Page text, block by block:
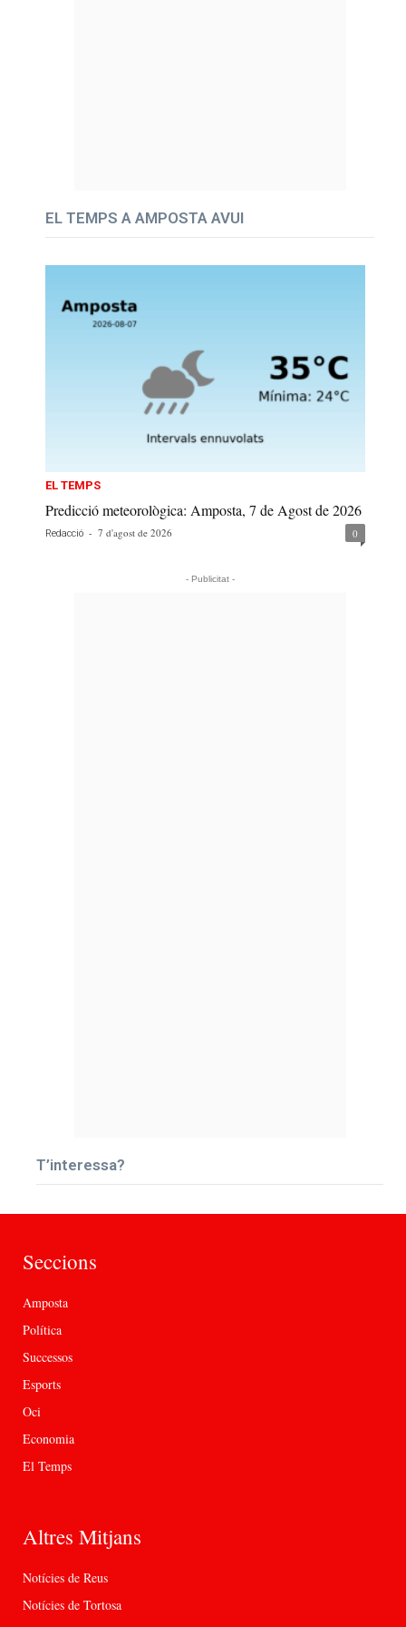
EL TEMPS A AMPOSTA AVUI
EL TEMPS
Predicció meteorològica: Amposta, 7 de Agost de 2026
Redacció - 7 d'agost de 2026 0
- Publicitat -
T’interessa?
Seccions
Amposta
Política
Successos
Esports
Oci
Economia
El Temps
Altres Mitjans
Notícies de Reus
Notícies de Tortosa